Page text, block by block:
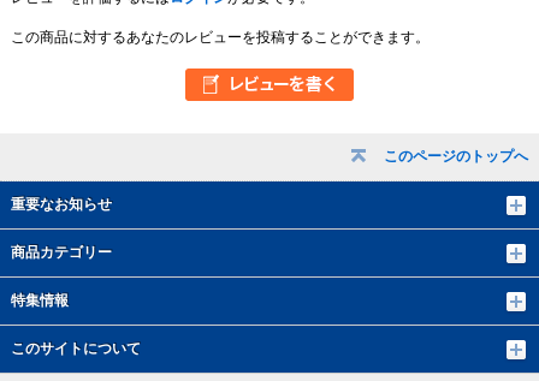
このページのトップへ
重要なお知らせ
商品カテゴリー
特集情報
このサイトについて
この商品に対するあなたのレビューを投稿することができます。